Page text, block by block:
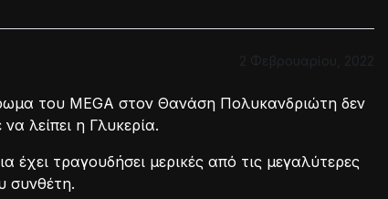
2 Φεβρουαρίου, 2022
του MEGA στον Θανάση Πολυκανδριώτη δεν
λείπει η Γλυκερία.
έχει τραγουδήσει μερικές από τις μεγαλύτερες
συνθέτη.